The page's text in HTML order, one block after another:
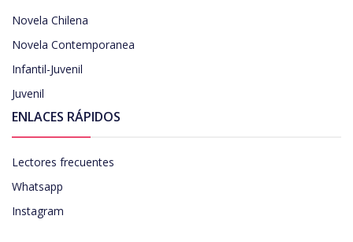
Novela Chilena
Novela Contemporanea
Infantil-Juvenil
Juvenil
ENLACES RÁPIDOS
Lectores frecuentes
Whatsapp
Instagram